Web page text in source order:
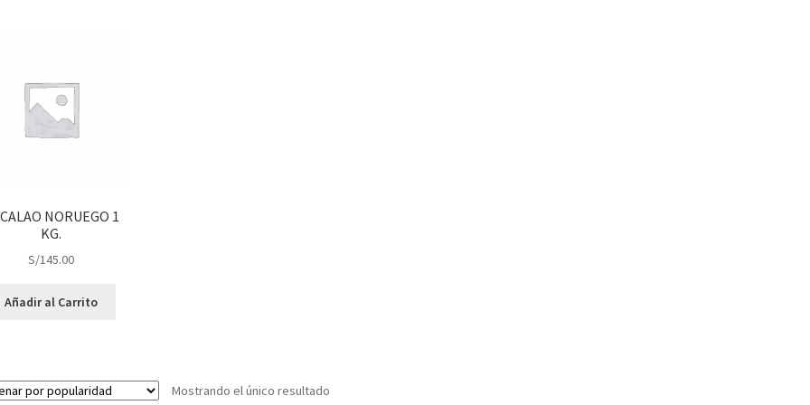
NORUEGO 1
KG.
S/145.00
Añadir al Carrito
Mostrando el único resultado